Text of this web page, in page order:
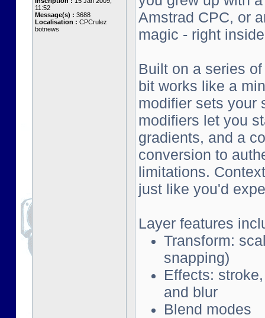
11:52
Message(s) : 3688
Localisation : CPCrulez
botnews
Amstrad CPC, or
magic - right
Built on a series
bit works like a
modifier sets your
modifiers let you
gradients, and a
conversion to
limitations.
just like you'd
Layer features
Transform:
snapping)
Effects:
and blur
Blend modes